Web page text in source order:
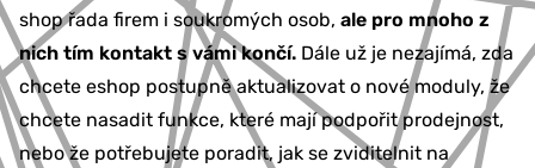
shop řada firem i soukromých osob, ale pro mnoho z
nich tím kontakt s vámi končí. Dále už je nezajímá, zda
chcete eshop postupně aktualizovat o nové moduly, že
chcete nasadit funkce, které mají podpořit prodejnost,
nebo že potřebujete poradit, jak se zviditelnit na